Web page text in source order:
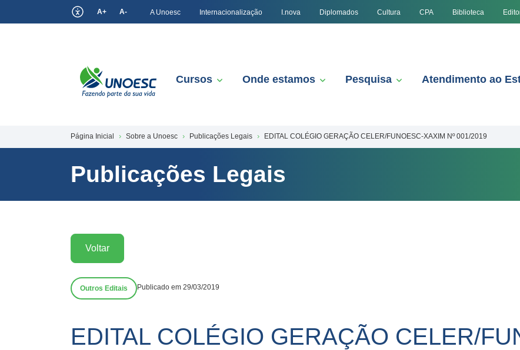
A+ A- A Unoesc Internacionalização I.nova Diplomados Cultura CPA Biblioteca
Cursos Onde estamos Pesquisa Atendimento ao
Página Inicial Sobre a Unoesc Publicações Legais EDITAL COLÉGIO GERAÇÃO CELER/FUNOESC-XAXIM Nº 001/2019
Publicações Legais
Voltar
Outros Editais Publicado em 29/03/2019
EDITAL COLÉGIO GERAÇÃO CELER/